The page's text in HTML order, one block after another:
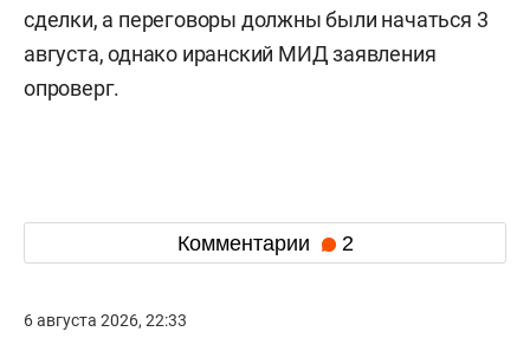
сделки, а переговоры должны были начаться 3
августа, однако иранский МИД заявления
опроверг.
Комментарии 2
6 августа 2026, 22:33